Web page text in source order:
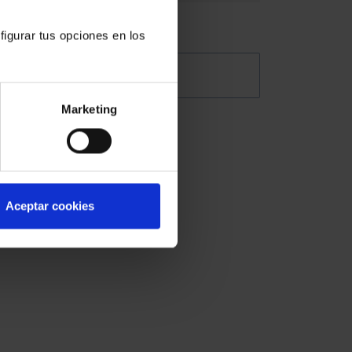
tus opciones en los
Marketing
Aceptar cookies